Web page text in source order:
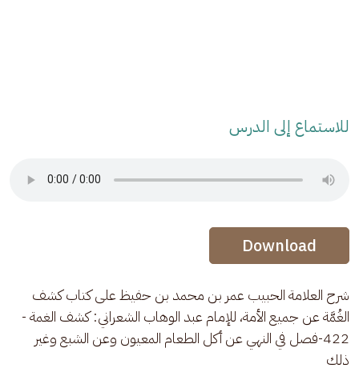
للاستماع إلى الدرس
Audio Stream
Audio Stream
Download
شرح العلامة الحبيب عمر بن محمد بن حفيظ على كتاب كشف
الغُمَّة عن جميع الأمة، للإمام عبد الوهاب الشعراني: كشف الغمة -
422-فصل في النهي عن أكل الطعام المعيون وعن الشبع وغير
ذلك